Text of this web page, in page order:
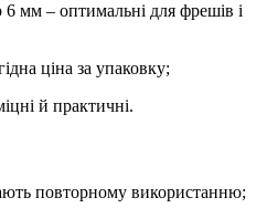
мм – оптимальні для фрешів і
ціна за упаковку;
й практичні.
повторному використанню;